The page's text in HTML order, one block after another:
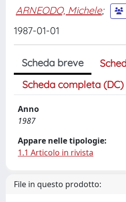
ARNEODO, Michele;
1987-01-01
Scheda breve
Scheda completa (DC)
Anno
1987
Appare nelle tipologie:
1.1 Articolo in rivista
File in questo prodotto: